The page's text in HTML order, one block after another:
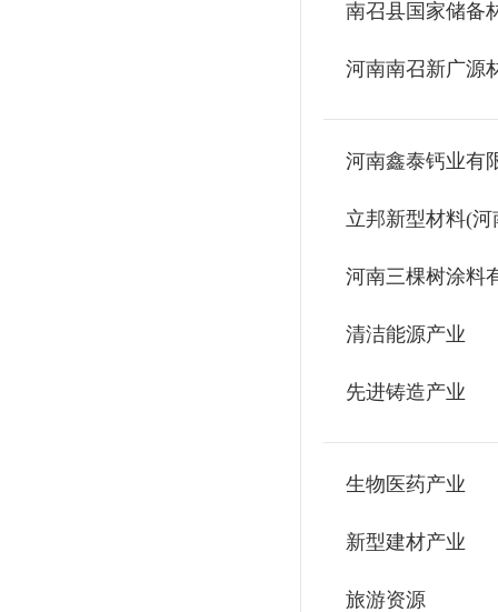
南召县国家储备
河南南召新广源
河南鑫泰钙业有
立邦新型材料(
河南三棵树涂料
清洁能源产业
先进铸造产业
生物医药产业
新型建材产业
旅游资源